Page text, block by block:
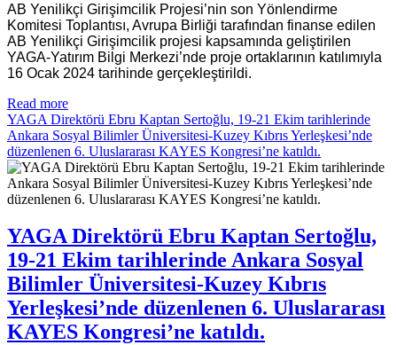
AB Yenilikçi Girişimcilik Projesi’nin son Yönlendirme
Komitesi Toplantısı, Avrupa Birliği tarafından finanse edilen
AB Yenilikçi Girişimcilik projesi kapsamında geliştirilen
YAGA-Yatırım Bilgi Merkezi’nde proje ortaklarının katılımıyla
16 Ocak 2024 tarihinde gerçekleştirildi.
Read more
YAGA Direktörü Ebru Kaptan Sertoğlu, 19-21 Ekim tarihlerinde
Ankara Sosyal Bilimler Üniversitesi-Kuzey Kıbrıs Yerleşkesi’nde
düzenlenen 6. Uluslararası KAYES Kongresi’ne katıldı.
YAGA Direktörü Ebru Kaptan Sertoğlu,
19-21 Ekim tarihlerinde Ankara Sosyal
Bilimler Üniversitesi-Kuzey Kıbrıs
Yerleşkesi’nde düzenlenen 6. Uluslararası
KAYES Kongresi’ne katıldı.